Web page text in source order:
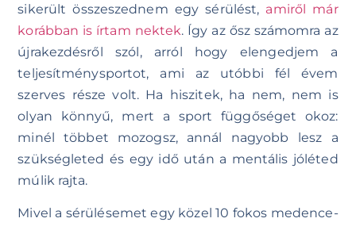
sikerült összeszednem egy sérülést, amiről már
korábban is írtam nektek. Így az ősz számomra az
újrakezdésről szól, arról hogy elengedjem a
teljesítménysportot, ami az utóbbi fél évem
szerves része volt. Ha hiszitek, ha nem, nem is
olyan könnyű, mert a sport függőséget okoz:
minél többet mozogsz, annál nagyobb lesz a
szükségleted és egy idő után a mentális jóléted
múlik rajta.
Mivel a sérülésemet egy közel 10 fokos medence-